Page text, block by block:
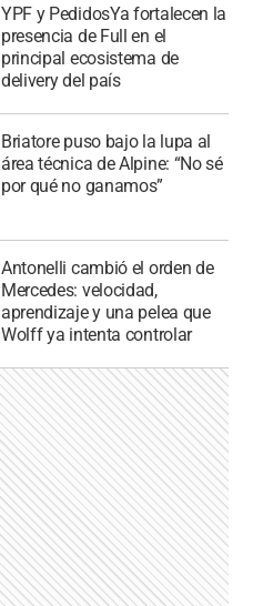
YPF y PedidosYa fortalecen la
presencia de Full en el
principal ecosistema de
delivery del país
Briatore puso bajo la lupa al
área técnica de Alpine: “No sé
por qué no ganamos”
Antonelli cambió el orden de
Mercedes: velocidad,
aprendizaje y una pelea que
Wolff ya intenta controlar